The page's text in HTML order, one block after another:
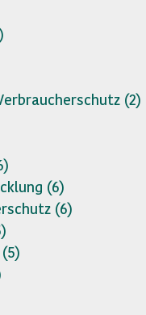
(2)
(6)
(6)
5)